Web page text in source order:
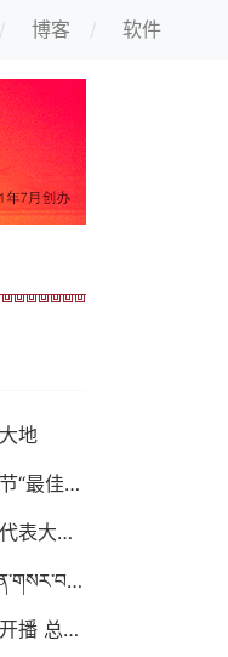
博客 软件
地
藏族导演龙洞荣获好莱坞世界电影节“最佳导演奖”
西藏自治区影视艺术家协会第四次代表大会召开
新藏语电影-华锐嘎布 བོད་ཀྱི་གློག་བརྙན་གསར་བ། དཔའ་རིས་དཀར་པོ།
情景喜剧《便民警务站》藏历新年开播 总共20集